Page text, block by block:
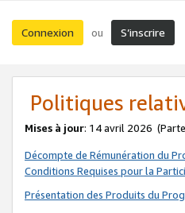
Connexion ou S’inscrire
Politiques
Mises à jour: 14 avril 2026
Décompte de Rémunération du
Conditions Requises pour la
Présentation des Produits du